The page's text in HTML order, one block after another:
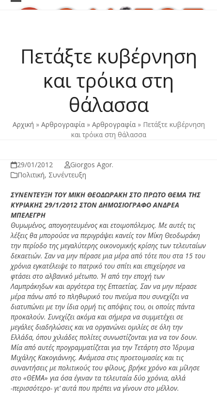
Skip
Open
Close
Πετάξτε κυβέρνηση
και τρόικα στη
θάλασσα
Αρχική » Αρθρογραφία» Αρθρογραφία» Πετάξτε κυβέρνηση
και τρόικα στη θάλασσα
29/01/2012
Giorgos Agor.
Πολιτική, Συνέντευξη
ΣΥΝΕΝΤΕΥΞΗ ΤΟΥ ΜΙΚΗ ΘΕΟΔΩΡΑΚΗ ΣΤΟ ΠΡΩΤΟ ΘΕΜΑ ΤΗΣ
ΚΥΡΙΑΚΗΣ 29/1/2012 ΣΤΟΝ ΔΗΜΟΣΙΟΓΡΑΦΟ ΑΝΔΡΕΑ
ΜΠΕΛΕΓΡΗ
Θυμωμένος, απογοητευμένος και ετοιμοπόλεμος. Με αυτές τις
λέξεις θα μπορούσε να περιγράψει κανείς τον Μίκη Θεοδωράκη
την περίοδο της μεγαλύτερης οικονομικής κρίσης των τελευταίων
δεκαετιών. Σαν να μην πέρασε μια μέρα από τότε που στα 15 του
χρόνια εγκατέλειψε το πατρικό του σπίτι και επιχείρησε να
φτάσει στο αλβανικό μέτωπο. Ή από την εποχή των
Λαμπράκηδων και αργότερα της Επταετίας. Σαν να μην πέρασε
μέρα πάνω από το πληθωρικό του πνεύμα που συνεχίζει να
διατυπώνει με την ίδια ορμή τις απόψεις του, οι οποίες πάντα
προκαλούν. Συνεχίζει ακόμα και σήμερα να συμμετέχει σε
μεγάλες διαδηλώσεις και να οργανώνει ομιλίες σε όλη την
Ελλάδα, όπου χιλιάδες πολίτες συνωστίζονται για να τον δουν.
Μία από αυτές προγραμματίζεται για την Τετάρτη στο Ίδρυμα
Μιχάλης Κακογιάννης. Ανάμεσα στις προετοιμασίες και τις
συναντήσεις με πολιτικούς του φίλους, βρήκε χρόνο και μίλησε
στο «ΘΕΜΑ» για όσα έγιναν τα τελευταία δύο χρόνια, αλλά
-περισσότερο- γι’ αυτά που πρέπει να γίνουν στο μέλλον.